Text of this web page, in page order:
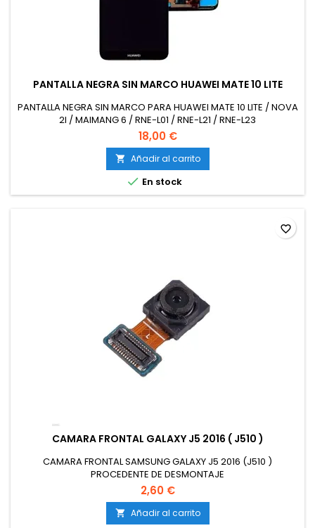
PANTALLA NEGRA SIN MARCO HUAWEI MATE 10 LITE
PANTALLA NEGRA SIN MARCO PARA HUAWEI MATE 10 LITE / NOVA
2I / MAIMANG 6 / RNE-L01 / RNE-L21 / RNE-L23
18,00 €
 Añadir al carrito
 En stock
CAMARA FRONTAL GALAXY J5 2016 ( J510 )
CAMARA FRONTAL SAMSUNG GALAXY J5 2016 (J510 )
PROCEDENTE DE DESMONTAJE
2,60 €
 Añadir al carrito
favorite_border